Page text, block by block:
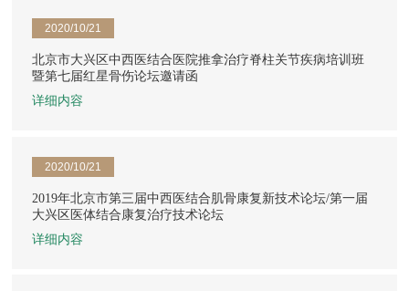
2020/10/21
北京市大兴区中西医结合医院推拿治疗脊柱关节疾病培训班
暨第七届红星骨伤论坛邀请函
详细内容
2020/10/21
2019年北京市第三届中西医结合肌骨康复新技术论坛/第一届
大兴区医体结合康复治疗技术论坛
详细内容